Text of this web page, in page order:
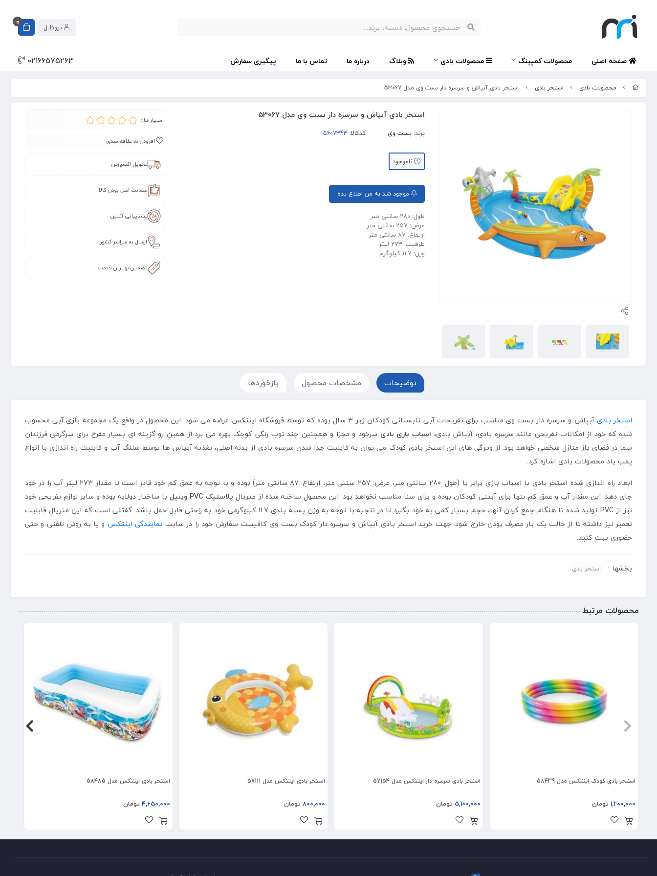
0
صفحه اصلی محصولات کمپینگ محصولات بادی وبلاگ درباره ما تماس با ما پیگیری سفارش 02166575263
محصولات بادی استخر بادی استخر بادی آبپاش و سرسره دار بست وی مدل 53067
استخر بادی آبپاش و سرسره دار بست وی مدل 53067
برند:بست وی کدکالا:
ناموجود
موجود شد به من اطلاع بده
طول: 280 سانتی متر
عرض: 257 سانتی متر
ارتفاع: 87 سانتی متر
ظرفیت: 273 لیتر
وزن: 11.7 کیلوگرم
امتیاز ها :
افزودن به علاقه مندی
تحویل اکسپرس
ضمانت اصل بودن کالا
پشتیبانی آنلاین
ارسال به سراسر کشور
تضمین بهترین قیمت
توضیحات مشخصات محصول بازخوردها
استخر بادی
آبپاش و سرسره دار بست وی مناسب برای تفریحات آبی تابستانی کودکان زیر 3 سال بوده که توسط فروشگاه اینتکس عرضه می شود. این محصول در واقع یک مجموعه بازی آبی محسوب
شده که خود از امکانات تفریحی مانند سرسره بادی، آبپاش بادی، اسباب بازی بادی سرخود و مجزا و همچنین چند توپ رنگی کوچک بهره می برد از همین رو گزینه ای بسیار مفرح برای سرگرمی فرزندان
شما در فضای باز منازل شخصی خواهد بود. از ویژگی های این استخر بادی کودک می توان به قابلیت جدا شدن سرسره بادی از بدنه اصلی، تغذیه آبپاش ها توسط شلنگ آب و قابلیت راه اندازی با انواع
پمپ باد محصولات بادی اشاره کرد.
ابعاد راه اندازی شده استخر بادی با اسباب بازی برابر با (طول: 280 سانتی متر، عرض: 257 سنتی متر، ارتفاع: 87 سانتی متر) بوده و با توجه به عمق کم خود قادر است تا مقدار 273 لیتر آب را در خود
جای دهد. این مقدار آب و عمق کم تنها برای آبتنی کودکان بوده و برای شنا مناسب نخواهد بود. این محصول ساخته شده از متریال پلاستیک PVC وینیل
با ساختار دولایه بوده و سایر لوازم تفریحی خود
نیز از PVC تولید شده تا هنگام جمع کردن آنها، حجم بسیار کمی به خود بگیرد تا در نتجیه با توجه به وزن بسته بندی 11.7 کیلوگرمی خود به راحتی قابل حمل باشد. گفتنی است که این متریال قابلیت
تعمیر نیز داشته تا از حالت یک بار مصرف بودن خارج شود. جهت خرید استخر بادی آبپاش و سرسره دار کودک بست وی کافیست سفارش خود را در سایت نمایندگی اینتکس و یا به روش تلفنی و حتی
حضوری ثبت کنید.
بخشها : استخر بادی
محصولات مرتبط
استخر بادی کودک اینتکس مدل 58439
1,200,000 تومان
استخر بادی سرسره دار اینتکس مدل 57154
5,100,000 تومان
استخر بادی اینتکس مدل 57111
800,000 تومان
استخر بادی اینتکس مدل 58485
4,650,000 تومان